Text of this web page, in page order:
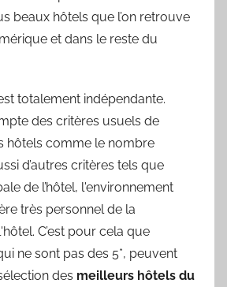
beaux hôtels que l’on retrouve
et dans le reste du
totalement indépendante.
des critères usuels de
hôtels comme le nombre
d’autres critères tels que
de l’hôtel, l'environnement
très personnel de la
C’est pour cela que
ne sont pas des 5*, peuvent
des meilleurs hôtels du